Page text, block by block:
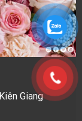
Giang